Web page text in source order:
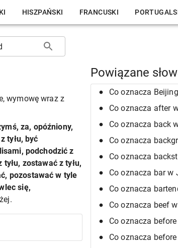
HISZPAŃSKI FRANCUSKI
wymowę wraz z
za, opóźniony,
tyłu, być
podchodzić z
zostawać z tyłu,
pozostawać w tyle
się,
Powiązane
Co oznacza
Co oznacza after
Co oznacza back
Co oznacza
Co oznacza
Co oznacza bar w
Co oznacza
Co oznacza beef
Co oznacza
Co oznacza